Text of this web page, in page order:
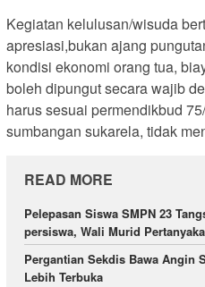
Kegiatan kelulusan/wisuda
apresiasi,bukan ajang
kondisi ekonomi orang tua,
boleh dipungut secara wajib
harus sesuai permendikbud
sumbangan sukarela, tidak
READ MORE
Pelepasan Siswa SMPN 23
persiswa, Wali Murid
Pergantian Sekdis Bawa Angin
Lebih Terbuka